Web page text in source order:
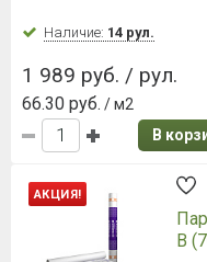
Наличие: 14 рул.
1 989 руб. / рул.
66.30 руб. / м2
В
АКЦИЯ!
В